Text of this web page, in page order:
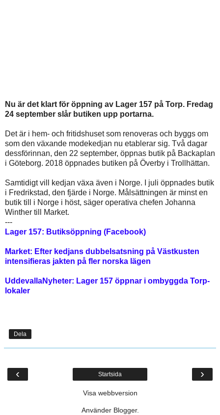
Nu är det klart för öppning av Lager 157 på Torp. Fredag
24 september slår butiken upp portarna.
Det är i hem- och fritidshuset som renoveras och byggs om
som den växande modekedjan nu etablerar sig. Två dagar
dessförinnan, den 22 september, öppnas butik på Backaplan
i Göteborg. 2018 öppnades butiken på Överby i Trollhättan.
Samtidigt vill kedjan växa även i Norge. I juli öppnades butik
i Fredrikstad, den fjärde i Norge. Målsättningen är minst en
butik till i Norge i höst, säger operativa chefen Johanna
Winther till Market.
---
Lager 157: Butiksöppning (Facebook)
Market: Efter kedjans dubbelsatsning på Västkusten
intensifieras jakten på fler norska lägen
UddevallaNyheter: Lager 157 öppnar i ombyggda Torp-
lokaler
Dela
‹ ›
Startsida
Visa webbversion
Använder Blogger.